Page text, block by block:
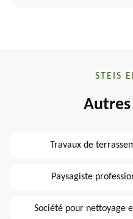
STEIS
Autres
Travaux de
Paysagiste
Société pour nettoyage